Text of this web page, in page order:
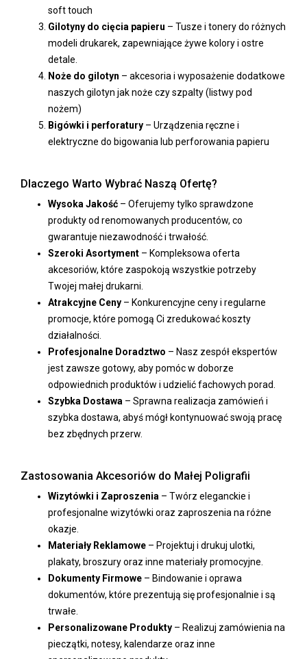
soft touch
Gilotyny do cięcia papieru – Tusze i tonery do różnych
modeli drukarek, zapewniające żywe kolory i ostre
detale.
Noże do gilotyn – akcesoria i wyposażenie dodatkowe
naszych gilotyn jak noże czy szpalty (listwy pod
nożem)
Bigówki i perforatury – Urządzenia ręczne i
elektryczne do bigowania lub perforowania papieru
Dlaczego Warto Wybrać Naszą Ofertę?
Wysoka Jakość – Oferujemy tylko sprawdzone
produkty od renomowanych producentów, co
gwarantuje niezawodność i trwałość.
Szeroki Asortyment – Kompleksowa oferta
akcesoriów, które zaspokoją wszystkie potrzeby
Twojej małej drukarni.
Atrakcyjne Ceny – Konkurencyjne ceny i regularne
promocje, które pomogą Ci zredukować koszty
działalności.
Profesjonalne Doradztwo – Nasz zespół ekspertów
jest zawsze gotowy, aby pomóc w doborze
odpowiednich produktów i udzielić fachowych porad.
Szybka Dostawa – Sprawna realizacja zamówień i
szybka dostawa, abyś mógł kontynuować swoją pracę
bez zbędnych przerw.
Zastosowania Akcesoriów do Małej Poligrafii
Wizytówki i Zaproszenia – Twórz eleganckie i
profesjonalne wizytówki oraz zaproszenia na różne
okazje.
Materiały Reklamowe – Projektuj i drukuj ulotki,
plakaty, broszury oraz inne materiały promocyjne.
Dokumenty Firmowe – Bindowanie i oprawa
dokumentów, które prezentują się profesjonalnie i są
trwałe.
Personalizowane Produkty – Realizuj zamówienia na
pieczątki, notesy, kalendarze oraz inne